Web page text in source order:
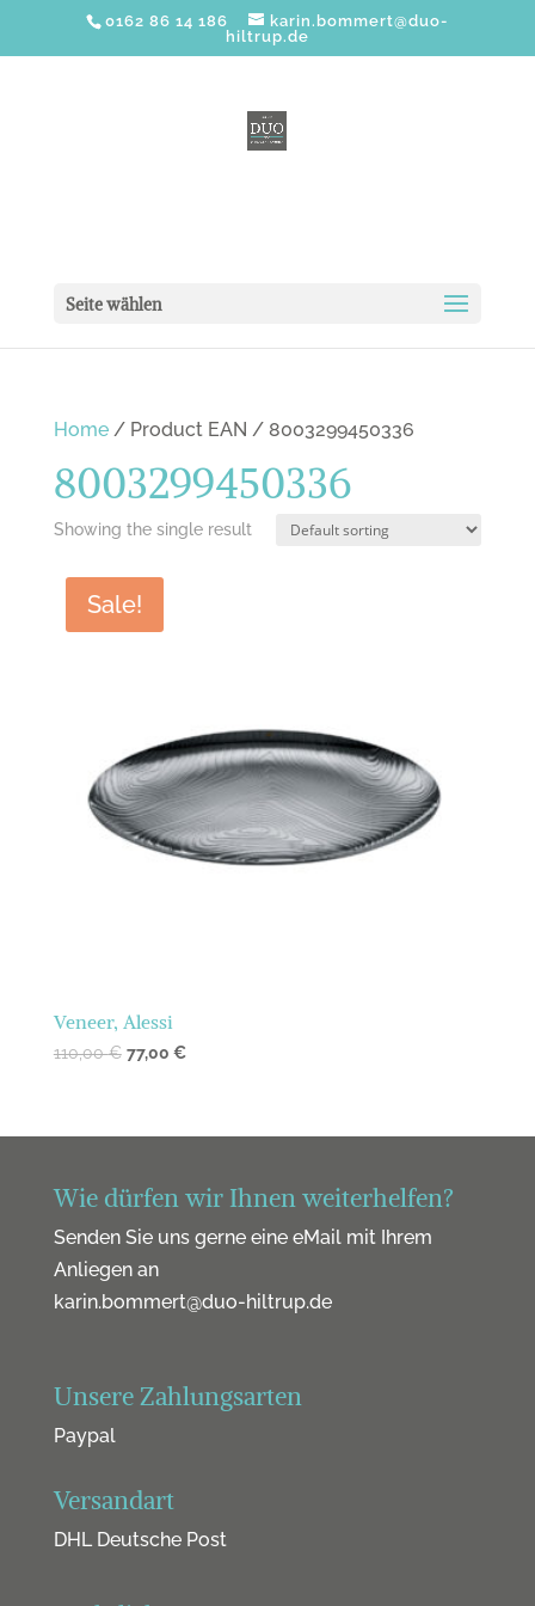
0162 86 14 186
karin.bommert@duo-
hiltrup.de
Seite wählen
Home/ Product EAN / 8003299450336
8003299450336
Showing the single result
Sale!
Veneer, Alessi
110,00€ 77,00 €
Wie dürfen wir Ihnen weiterhelfen?
Senden Sie uns gerne eine eMail mit Ihrem
Anliegen an
karin.bommert@duo-hiltrup.de
Unsere Zahlungsarten
Paypal
Versandart
DHL Deutsche Post